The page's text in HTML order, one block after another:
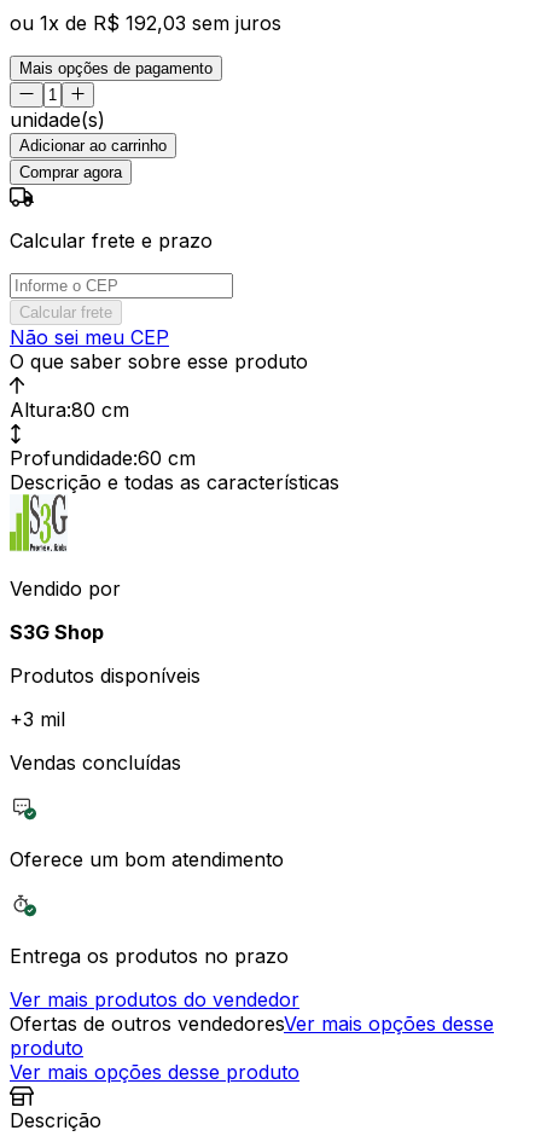
ou 1x de R$ 192,03 sem juros
Mais opções de pagamento
unidade(s)
Adicionar ao carrinho
Comprar agora
Calcular frete e prazo
Calcular frete
Não sei meu CEP
O que saber sobre esse produto
Altura:80 cm
Profundidade:60 cm
Descrição e todas as características
Vendido por
S3G Shop
Produtos disponíveis
+3 mil
Vendas concluídas
Oferece um bom atendimento
Entrega os produtos no prazo
Ver mais produtos do vendedor
Ofertas de outros vendedoresVer mais opções desse
produto
Ver mais opções desse produto
Descrição